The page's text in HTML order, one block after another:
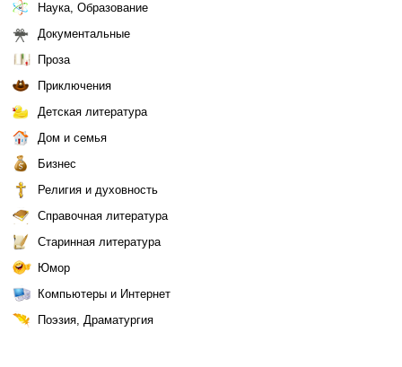
Наука, Образование
Документальные
Проза
Приключения
Детская литература
Дом и семья
Бизнес
Религия и духовность
Справочная литература
Старинная литература
Юмор
Компьютеры и Интернет
Поэзия, Драматургия